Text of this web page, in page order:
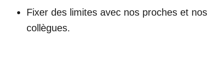
Fixer des limites avec nos proches et nos
collègues.